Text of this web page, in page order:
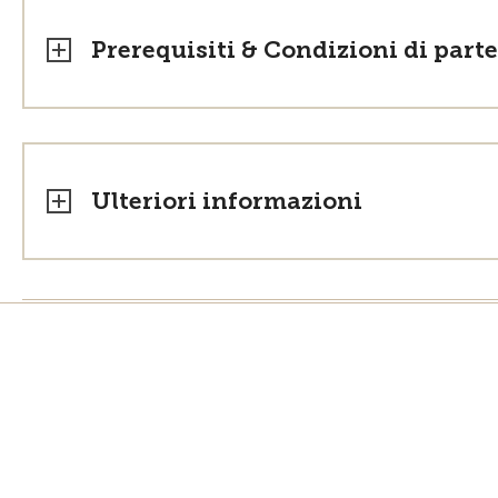
Prerequisiti & Condizioni di
Ulteriori informazioni